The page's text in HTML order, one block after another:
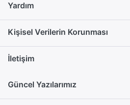
Yardım
Kişisel Verilerin Korunması
İletişim
Güncel Yazılarımız